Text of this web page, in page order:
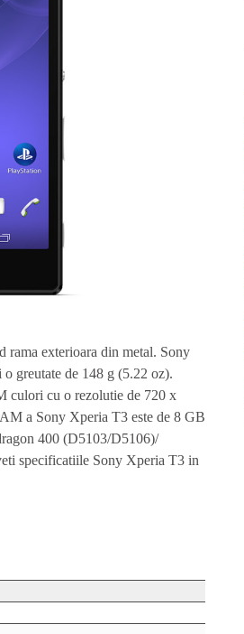
rama exterioara din metal. Sony
greutate de 148 g (5.22 oz).
culori cu o rezolutie de 720 x
a Sony Xperia T3 este de 8 GB
400 (D5103/D5106)/
specificatiile Sony Xperia T3 in